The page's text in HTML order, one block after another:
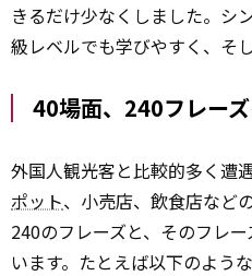
きるだけ少なくしました。シ
級レベルでも学びやすく、そ
40場面、240フレー
外国人観光客と比較的多く遭
ポット、小売店、飲食店など
240のフレーズと、そのフレ
います。たとえば以下のよう